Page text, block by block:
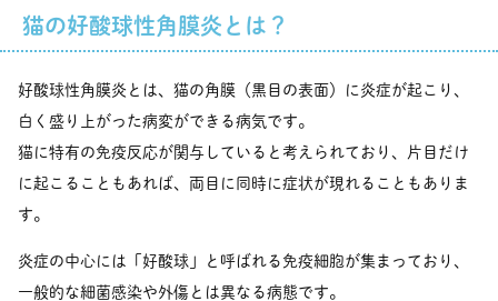
猫の好酸球性角膜炎とは？
好酸球性角膜炎とは、猫の角膜（黒目の表面）に炎症が起こり、
白く盛り上がった病変ができる病気です。
猫に特有の免疫反応が関与していると考えられており、片目だけ
に起こることもあれば、両目に同時に症状が現れることもありま
す。
炎症の中心には「好酸球」と呼ばれる免疫細胞が集まっており、
一般的な細菌感染や外傷とは異なる病態です。